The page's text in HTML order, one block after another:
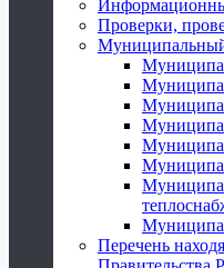
Проверки,
Перечень